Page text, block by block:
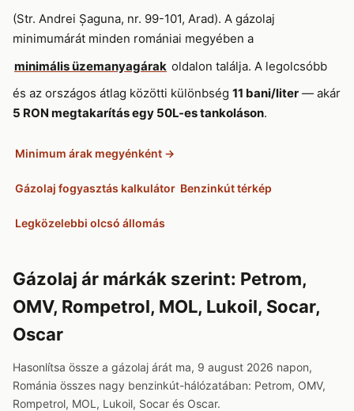
(Str. Andrei Șaguna, nr. 99-101, Arad). A gázolaj
minimumárát minden romániai megyében a
minimális üzemanyagárak oldalon találja. A legolcsóbb
és az országos átlag közötti különbség 11 bani/liter — akár
5 RON megtakarítás egy 50L-es tankoláson.
Minimum árak megyénként →
Gázolaj fogyasztás kalkulátor Benzinkút térkép
Legközelebbi olcsó állomás
Gázolaj ár márkák szerint: Petrom,
OMV, Rompetrol, MOL, Lukoil, Socar,
Oscar
Hasonlítsa össze a gázolaj árát ma, 9 august 2026 napon,
Románia összes nagy benzinkút-hálózatában: Petrom, OMV,
Rompetrol, MOL, Lukoil, Socar és Oscar.